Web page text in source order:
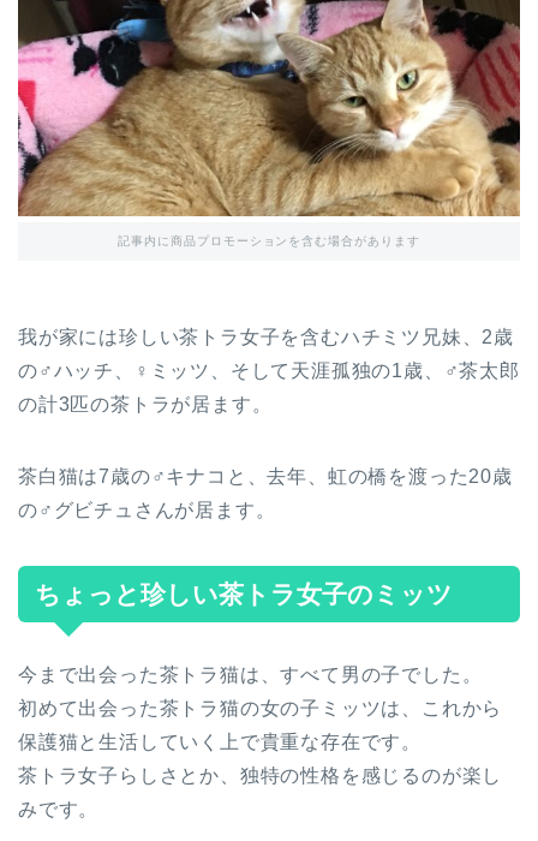
記事内に商品プロモーションを含む場合があります
我が家には珍しい茶トラ女子を含むハチミツ兄妹、2歳
の♂ハッチ、♀ミッツ、そして天涯孤独の1歳、♂茶太郎
の計3匹の茶トラが居ます。
茶白猫は7歳の♂キナコと、去年、虹の橋を渡った20歳
の♂グビチュさんが居ます。
ちょっと珍しい茶トラ女子のミッツ
今まで出会った茶トラ猫は、すべて男の子でした。
初めて出会った茶トラ猫の女の子ミッツは、これから
保護猫と生活していく上で貴重な存在です。
茶トラ女子らしさとか、独特の性格を感じるのが楽し
みです。